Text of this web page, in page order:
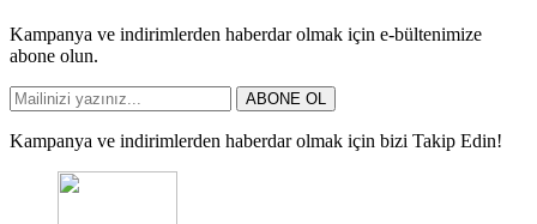
Kampanya ve indirimlerden haberdar olmak için e-bültenimize
abone olun.
ABONE OL
Kampanya ve indirimlerden haberdar olmak için bizi Takip Edin!